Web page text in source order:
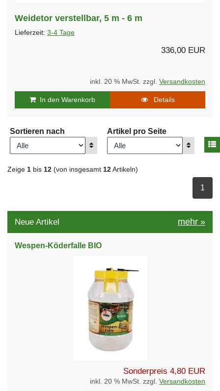
Weidetor verstellbar, 5 m - 6 m
Lieferzeit: 3-4 Tage
336,00 EUR
inkl. 20 % MwSt. zzgl. Versandkosten
In den Warenkorb Details
Sortieren nach
Anzeigen
Artikel pro Seite
Anzeigen
Zeige 1 bis 12 (von insgesamt 12 Artikeln)
1
Neue Artikel mehr »
Wespen-Köderfalle BIO
Sonderpreis 4,80 EUR
inkl. 20 % MwSt. zzgl. Versandkosten